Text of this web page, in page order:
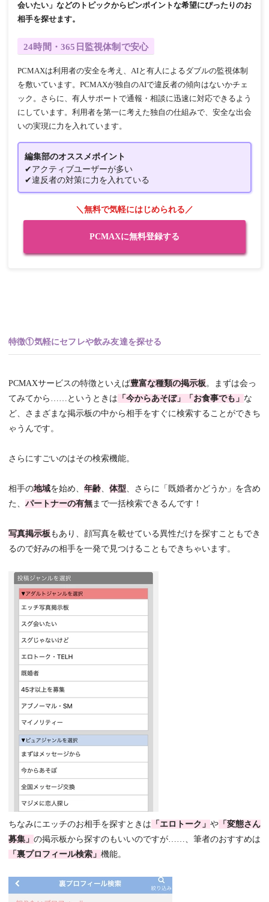
会いたい」などのトピックからピンポイントな希望にぴったりのお
相手を探せます。
24時間・365日監視体制で安心
PCMAXは利用者の安全を考え、AIと有人によるダブルの監視体制
を敷いています。PCMAXが独自のAIで違反者の傾向はないかチェ
ック。さらに、有人サポートで通報・相談に迅速に対応できるよう
にしています。利用者を第一に考えた独自の仕組みで、安全な出会
いの実現に力を入れています。
編集部のオススメポイント
✔アクティブユーザーが多い
✔違反者の対策に力を入れている
＼無料で気軽にはじめられる／
PCMAXに無料登録する
特徴①気軽にセフレや飲み友達を探せる
PCMAXサービスの特徴といえば豊富な種類の掲示板。まずは会っ
てみてから……というときは 「今からあそぼ」「お食事でも」 な
ど、さまざまな掲示板の中から相手をすぐに検索することができち
ゃうんです。
さらにすごいのはその検索機能。
相手の地域を始め、 年齢、 体型、さらに「既婚者かどうか」を含め
た、 パートナーの有無まで一括検索できるんです！
写真掲示板もあり、顔写真を載せている異性だけを探すこともでき
るので好みの相手を一発で見つけることもできちゃいます。
ちなみにエッチのお相手を探すときは 「エロトーク」 や 「変態さん
募集」 の掲示板から探すのもいいのですが……、筆者のおすすめは
「裏プロフィール検索」 機能。